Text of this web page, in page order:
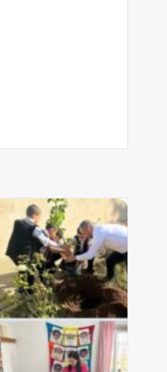
Zuid-Oost Azië sept 2024: